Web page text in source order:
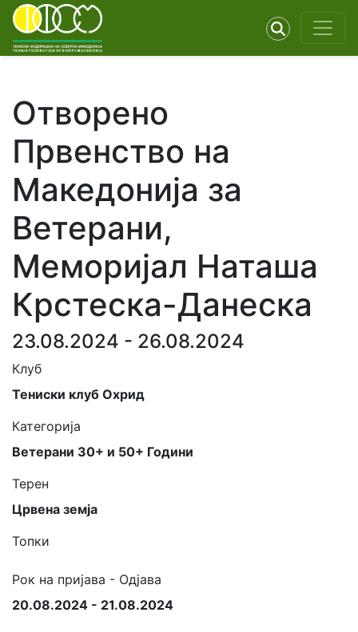
Отворено
Првенство на
Македонија за
Ветерани,
Меморијал Наташа
Крстеска-Данеска
23.08.2024 - 26.08.2024
Клуб
Тениски клуб Охрид
Категорија
Ветерани 30+ и 50+ Години
Терен
Црвена земја
Топки
Рок на пријава - Одјава
20.08.2024 - 21.08.2024